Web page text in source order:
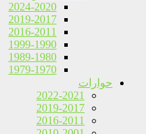
2024-2020
2019-2017
2016-2011
1999-1990
1989-1980
1979-1970
حوارات
2022-2021
2019-2017
2016-2011